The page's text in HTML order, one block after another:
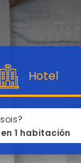
Hotel